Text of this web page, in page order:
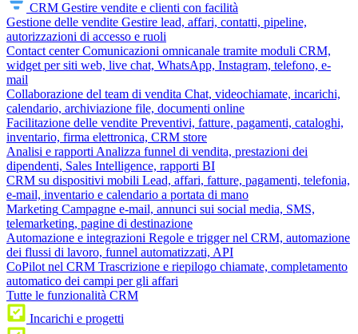
CRM Gestire vendite e clienti con facilità
Gestione delle vendite Gestire lead, affari, contatti, pipeline,
autorizzazioni di accesso e ruoli
Contact center Comunicazioni omnicanale tramite moduli CRM,
widget per siti web, live chat, WhatsApp, Instagram, telefono, e-
mail
Collaborazione del team di vendita Chat, videochiamate, incarichi,
calendario, archiviazione file, documenti online
Facilitazione delle vendite Preventivi, fatture, pagamenti, cataloghi,
inventario, firma elettronica, CRM store
Analisi e rapporti Analizza funnel di vendita, prestazioni dei
dipendenti, Sales Intelligence, rapporti BI
CRM su dispositivi mobili Lead, affari, fatture, pagamenti, telefonia,
e-mail, inventario e calendario a portata di mano
Marketing Campagne e-mail, annunci sui social media, SMS,
telemarketing, pagine di destinazione
Automazione e integrazioni Regole e trigger nel CRM, automazione
dei flussi di lavoro, funnel automatizzati, API
CoPilot nel CRM Trascrizione e riepilogo chiamate, completamento
automatico dei campi per gli affari
Tutte le funzionalità CRM
Incarichi e progetti